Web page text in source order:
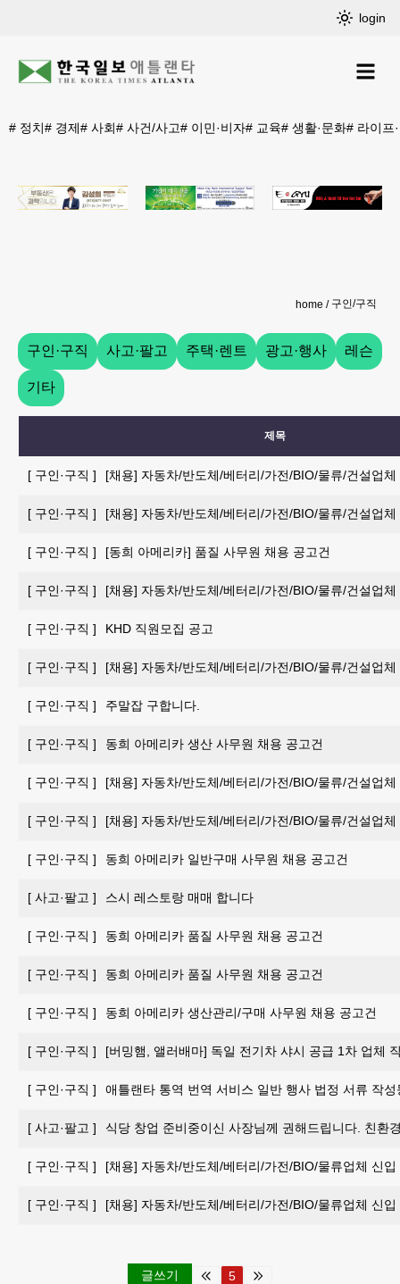
login
# 정치# 경제# 사회# 사건/사고# 이민·비자# 교육# 생활·문화# 라이프
home 구인/구직
구인·구직 사고·팔고 주택·렌트 광고·행사 레슨
기타
제목
[ 구인·구직 ] [채용] 자동차/반도체/베터리/가전/BIO/물류/건설업
[ 구인·구직 ] [채용] 자동차/반도체/베터리/가전/BIO/물류/건설업
[ 구인·구직 ] [동희 아메리카] 품질 사무원 채용 공고건
[ 구인·구직 ] [채용] 자동차/반도체/베터리/가전/BIO/물류/건설업
[ 구인·구직 ] KHD 직원모집 공고
[ 구인·구직 ] [채용] 자동차/반도체/베터리/가전/BIO/물류/건설업
[ 구인·구직 ] 주말잡 구합니다.
[ 구인·구직 ] 동희 아메리카 생산 사무원 채용 공고건
[ 구인·구직 ] [채용] 자동차/반도체/베터리/가전/BIO/물류/건설업
[ 구인·구직 ] [채용] 자동차/반도체/베터리/가전/BIO/물류/건설업
[ 구인·구직 ] 동희 아메리카 일반구매 사무원 채용 공고건
[ 사고·팔고 ] 스시 레스토랑 매매 합니다
[ 구인·구직 ] 동희 아메리카 품질 사무원 채용 공고건
[ 구인·구직 ] 동희 아메리카 품질 사무원 채용 공고건
[ 구인·구직 ] 동희 아메리카 생산관리/구매 사무원 채용 공고건
[ 구인·구직 ] [버밍햄, 앨러배마] 독일 전기차 샤시 공급 1차 업체
[ 구인·구직 ] 애틀랜타 통역 번역 서비스 일반 행사 법정 서류 작성
[ 사고·팔고 ] 식당 창업 준비중이신 사장님께 권해드립니다. 친환
[ 구인·구직 ] [채용] 자동차/반도체/베터리/가전/BIO/물류업체 신
[ 구인·구직 ] [채용] 자동차/반도체/베터리/가전/BIO/물류업체 신
글쓰기 5